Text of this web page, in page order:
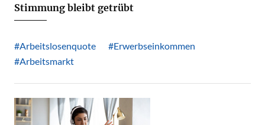
Stimmung bleibt getrübt
#Arbeitslosenquote
#Erwerbseinkommen
#Arbeitsmarkt